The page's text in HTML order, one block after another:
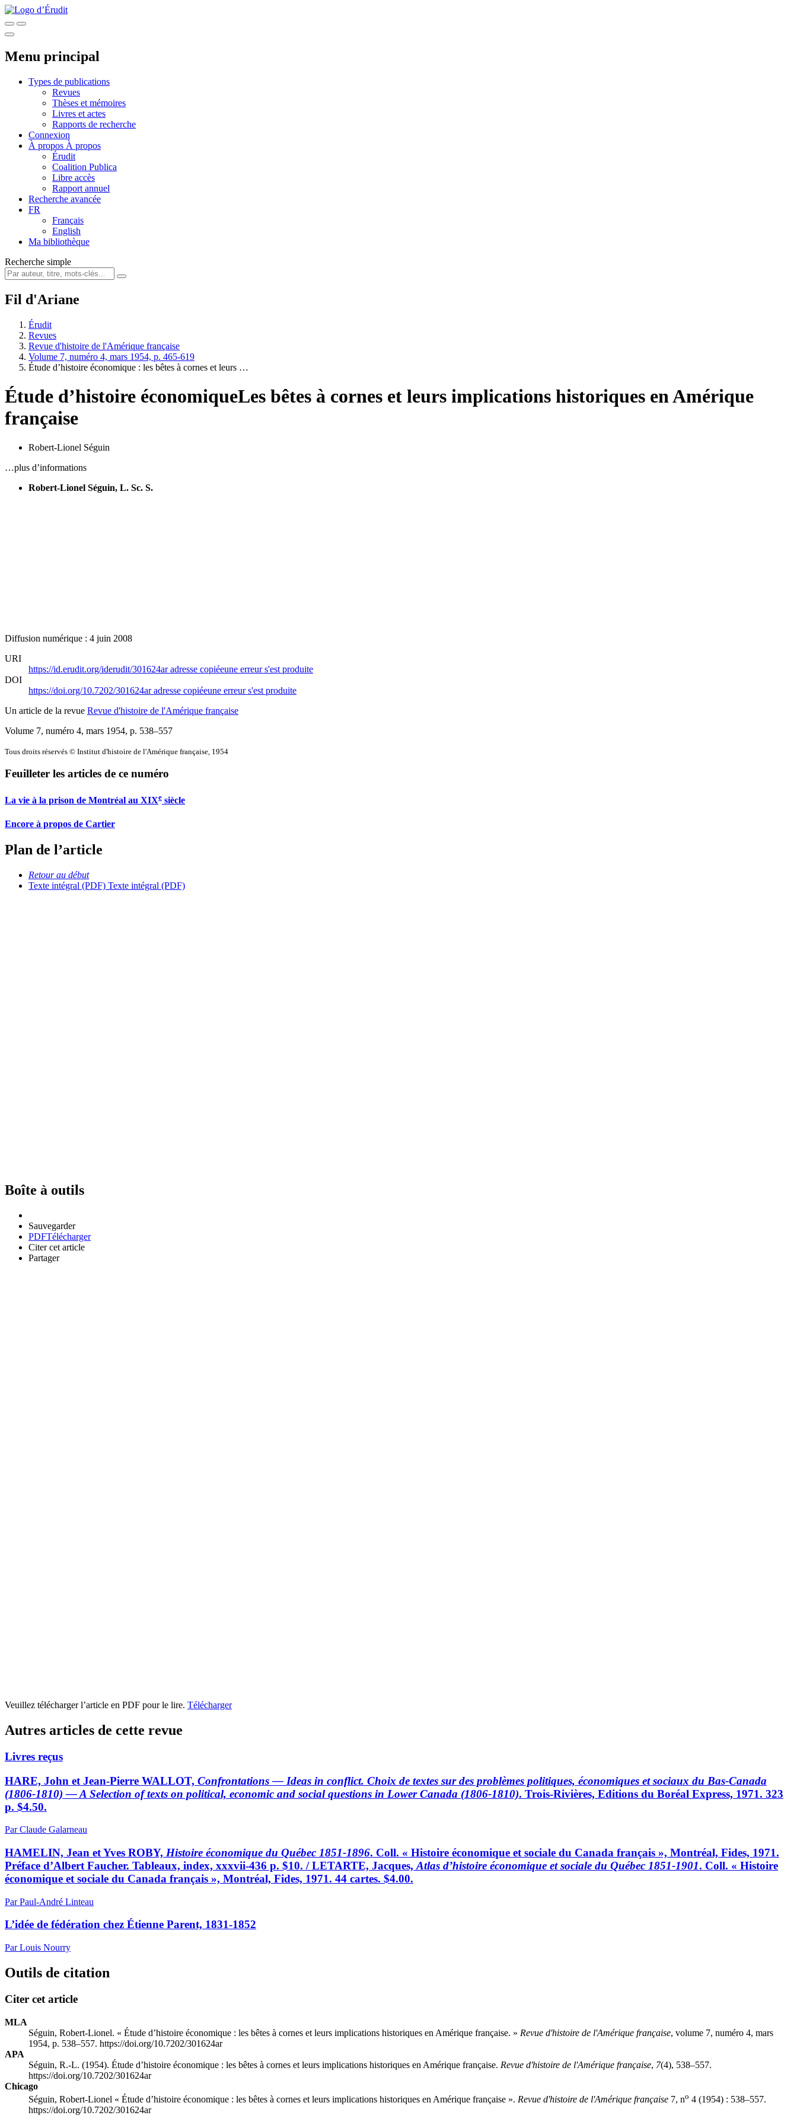
Menu principal
Types de publications
Revues
Thèses et mémoires
Livres et actes
Rapports de recherche
Connexion
À propos À propos
Érudit
Coalition Publica
Libre accès
Rapport annuel
Recherche avancée
FR
Français
English
Ma bibliothèque
Recherche simple
Fil d'Ariane
Érudit
Revues
Revue d'histoire de l'Amérique française
Volume 7, numéro 4, mars 1954, p. 465-619
Étude d’histoire économique : les bêtes à cornes et leurs …
Étude d’histoire économiqueLes bêtes à cornes et leurs implications historiques en Amérique
française
Robert-Lionel Séguin
…plus d’informations
Robert-Lionel Séguin, L. Sc. S.
Diffusion numérique : 4 juin 2008
URI
https://id.erudit.org/iderudit/301624aradresse copiéeune erreur s'est produite
DOI
https://doi.org/10.7202/301624aradresse copiéeune erreur s'est produite
Un article de la revue Revue d'histoire de l'Amérique française
Volume 7, numéro 4, mars 1954, p. 538–557
Tous droits réservés © Institut d'histoire de l'Amérique française, 1954
Feuilleter les articles de ce numéro
La vie à la prison de Montréal au XIXe siècle
Encore à propos de Cartier
Plan de l’article
Retour au début
Texte intégral (PDF) Texte intégral (PDF)
Boîte à outils
Sauvegarder
PDFTélécharger
Citer cet article
Partager
Veuillez télécharger l’article en PDF pour le lire. Télécharger
Autres articles de cette revue
Livres reçus
HARE, John et Jean-Pierre WALLOT, Confrontations — Ideas in conflict. Choix de textes sur des problèmes politiques, économiques et sociaux du Bas-Canada
(1806-1810) — A Selection of texts on political, economic and social questions in Lower Canada (1806-1810). Trois-Rivières, Editions du Boréal Express, 1971. 323
p. $4.50.
Par Claude Galarneau
HAMELIN, Jean et Yves ROBY, Histoire économique du Québec 1851-1896. Coll. « Histoire économique et sociale du Canada français », Montréal, Fides, 1971.
Préface d’Albert Faucher. Tableaux, index, xxxvii-436 p. $10. / LETARTE, Jacques, Atlas d’histoire économique et sociale du Québec 1851-1901. Coll. « Histoire
économique et sociale du Canada français », Montréal, Fides, 1971. 44 cartes. $4.00.
Par Paul-André Linteau
L’idée de fédération chez Étienne Parent, 1831-1852
Par Louis Nourry
Outils de citation
Citer cet article
MLA
Séguin, Robert-Lionel. « Étude d’histoire économique : les bêtes à cornes et leurs implications historiques en Amérique française. » Revue d'histoire de l'Amérique française, volume 7, numéro 4, mars
1954, p. 538–557. https://doi.org/10.7202/301624ar
APA
Séguin, R.-L. (1954). Étude d’histoire économique : les bêtes à cornes et leurs implications historiques en Amérique française. Revue d'histoire de l'Amérique française, 7(4), 538–557.
https://doi.org/10.7202/301624ar
Chicago
Séguin, Robert-Lionel « Étude d’histoire économique : les bêtes à cornes et leurs implications historiques en Amérique française ». Revue d'histoire de l'Amérique française 7, no 4 (1954) : 538–557.
https://doi.org/10.7202/301624ar